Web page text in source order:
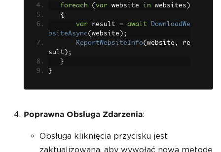
foreach
( var website in websites )
{
var result = await
DownloadWe
bsiteAsync( website );
ReportWebsiteInfo( website ,
re
sult );
}
}
Poprawna Obsługa Zdarzenia:
Obsługa kliknięcia przycisku jest
zaktualizowana, aby wywołać nową metodę